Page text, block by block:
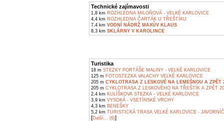
Technické zajímavosti
1,8 km ROZHLEDNA MILOŇOVÁ - VELKÉ KARLOVICE
4,4 km ROZHLEDNA ČARTÁK U TŘEŠTÍKU
7,4 km VODNÍ NÁDRŽ MAXŮV KLAUS
8,3 km SKLÁRNY V KAROLINCE
Turistika
18 m STEZKY PORTÁŠE MALINY - VELKÉ KARLOVICE
125 m FOTOSTEZKA VALACHY VELKÉ KARLOVICE
205 m CYKLOTRASA Z LESKOVÉ NA LEMEŠNOU A ZPĚT
205 m CYKLOTRASA Z LESKOVÉHO NA TŘEŠTÍK A ZPĚT
2,4 km KULÍŠKOVA STEZKA - VELKÉ KARLOVICE
3,9 km VYSOKÁ - VSETÍNSKÉ VRCHY
4,3 km BENEŠKY
5,2 km TURISTICKÁ TRASA VELKÉ KARLOVICE -
[Další... (6)]